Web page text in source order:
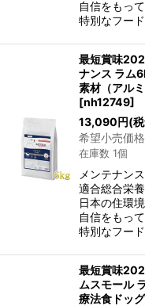
自信をもっ
特別なフー
最短賞味
ナンス ラム
素材（アル
[nh12749]
13,090円(
希望小売価格
在庫数 1個
メンテナン
適合総合栄
日本の住環
自信をもっ
特別なフー
最短賞味
ムスモール
療法食ドッ